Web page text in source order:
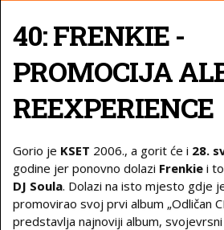
40: FRENKIE -
PROMOCIJA
REEXPERIENCE
Gorio je KSET 2006., a gorit će i 28.
godine jer ponovno dolazi Frenkie i
DJ Soula. Dolazi na isto mjesto gdje
promovirao svoj prvi album „Odličan
predstavlja najnoviji album, svojevrsni